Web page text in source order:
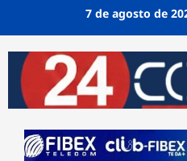
7 de agosto de